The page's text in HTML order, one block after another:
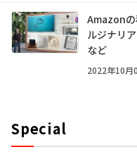
Amazon
ルジナリ
など
2022年10月
Special